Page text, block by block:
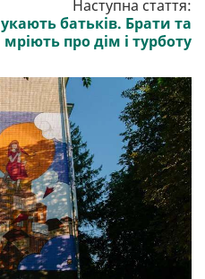
Наступна стаття:
батьків. Брати та
мріють про дім і турботу